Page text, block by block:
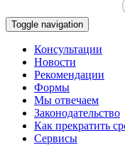
Toggle navigation
Консультации
Новости
Рекомендации
Формы
Мы отвечаем
Законодательство
Как прекратить
Сервисы